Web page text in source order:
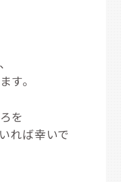
す。
を
れば幸いで